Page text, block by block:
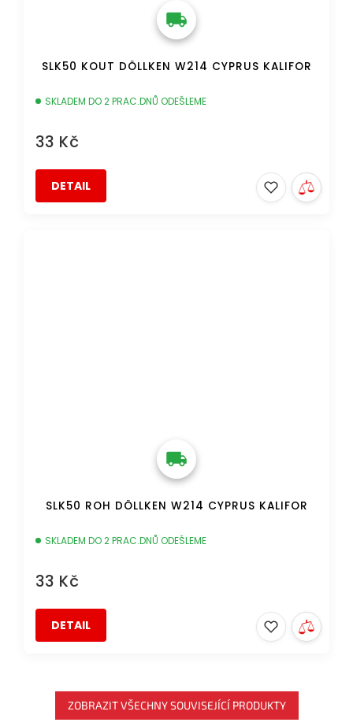
SLK50 KOUT DÖLLKEN W214 CYPRUS KALIFOR
SKLADEM DO 2 PRAC.DNŮ ODEŠLEME
33 Kč
DETAIL
SLK50 ROH DÖLLKEN W214 CYPRUS KALIFOR
SKLADEM DO 2 PRAC.DNŮ ODEŠLEME
33 Kč
DETAIL
ZOBRAZIT VŠECHNY SOUVISEJÍCÍ PRODUKTY